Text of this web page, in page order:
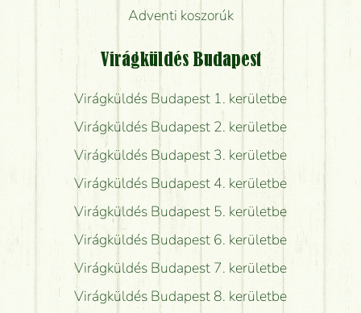
Adventi koszorúk
Virágküldés Budapest
Virágküldés Budapest 1. kerületbe
Virágküldés Budapest 2. kerületbe
Virágküldés Budapest 3. kerületbe
Virágküldés Budapest 4. kerületbe
Virágküldés Budapest 5. kerületbe
Virágküldés Budapest 6. kerületbe
Virágküldés Budapest 7. kerületbe
Virágküldés Budapest 8. kerületbe